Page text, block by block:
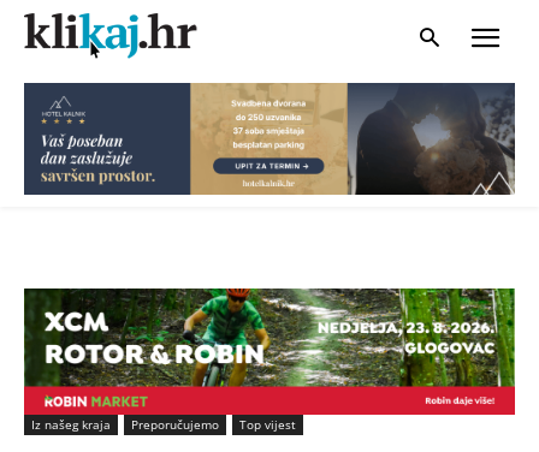
Iz našeg kraja Preporučujemo Top vijest